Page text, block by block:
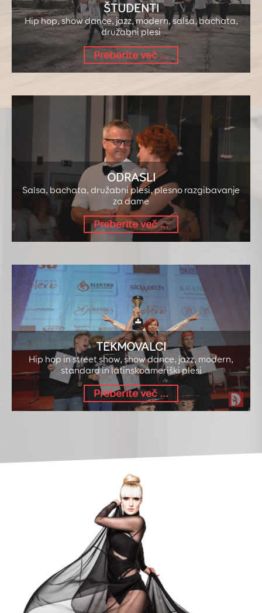
MATURANTSKI
Edinstven dogodek v življenju
HIP HOP
osnovnošolci
PREBERI VEČ
ŠTUDENTI
Hip hop, show dance, jazz, modern, salsa, bachata,
družabni plesi
Preberite več ...
ODRASLI
Salsa, bachata, družabni plesi, plesno razgibavanje
za dame
Preberite več ...
TEKMOVALCI
Hip hop in street show, show dance, jazz, modern,
standard in latinskoameriški plesi
Preberite več ...